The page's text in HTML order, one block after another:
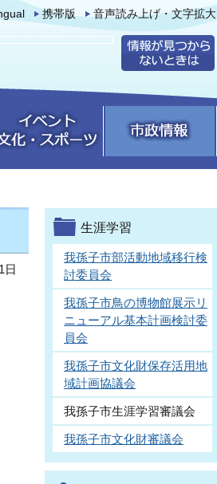
携帯版 音声読み上げ・文字拡大
日
生涯学習
我孫子市部活動地域移行検
討委員会
我孫子市鳥の博物館展示リ
ニューアル基本計画検討委
員会
我孫子市文化財保存活用地
域計画協議会
我孫子市生涯学習審議会
我孫子市文化財審議会